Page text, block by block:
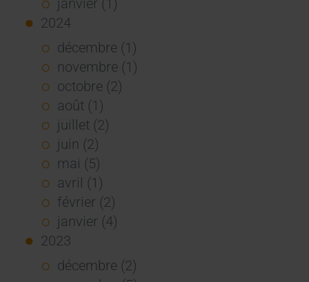
2024
décembre (1)
novembre (1)
octobre (2)
août (1)
juillet (2)
juin (2)
mai (5)
avril (1)
février (2)
janvier (4)
2023
décembre (2)